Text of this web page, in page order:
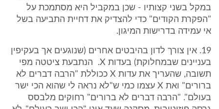
במקל בשני קצותיו - שכן במקביל היא מסתמכת על
"הפקרת הקודים" כדי להצדיק את דחיית התביעה בשל
אי עמידה בדרישות המיגון.
19. אין צורך לדון בהיבטים אחרים (שנוגעים אך בעקיפין
בעניינים שבמחלוקת) בעדות X. הנתבעת ציטטה מפי
תשובה, שהעריך את עדות X ככוללת "הרבה דברים לא
ברורים" ואת X עצמו כמי ש"לא נראה לי שהוא הכי ישר
בעולם". "הרבה דברים לא ברורים" רחוקים מלבסס